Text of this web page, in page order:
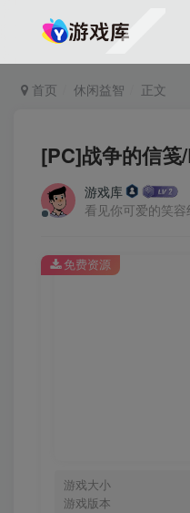
首页 休闲益智 正文
[PC]战争的信
游戏库
看见你可爱的笑
游戏大小
游戏版本
免费资源